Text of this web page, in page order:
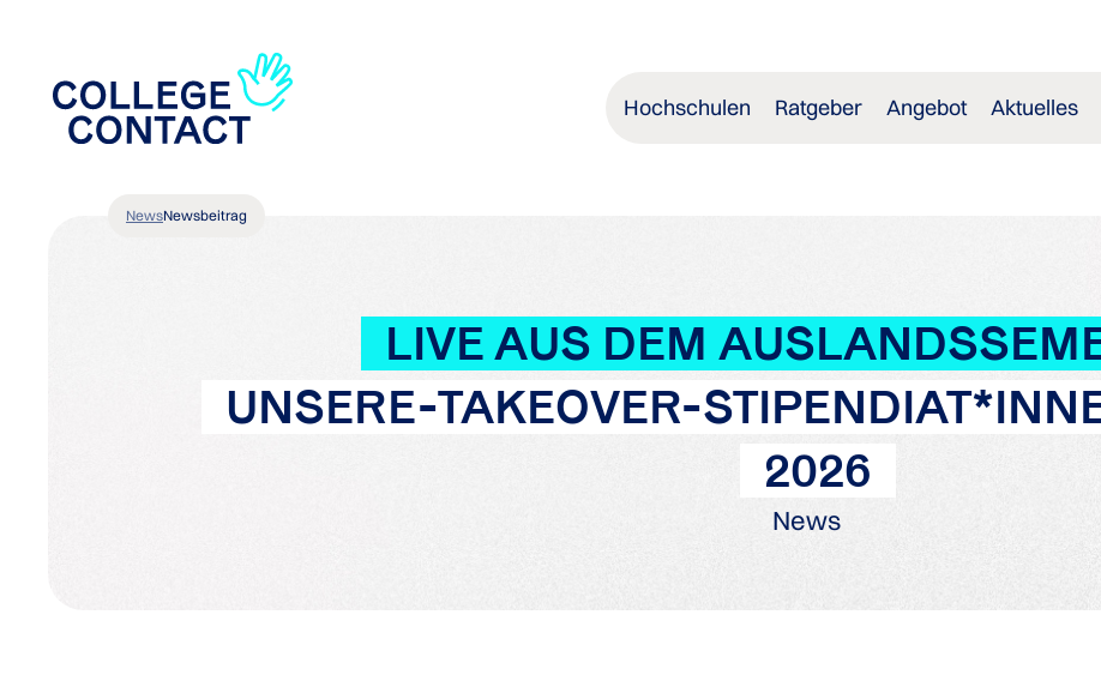
Hochschulen Ratgeber Angebot Aktuelles
NewsNewsbeitrag
LIVE AUS DEM
UNSERE-TAKEOVER-
2026
News